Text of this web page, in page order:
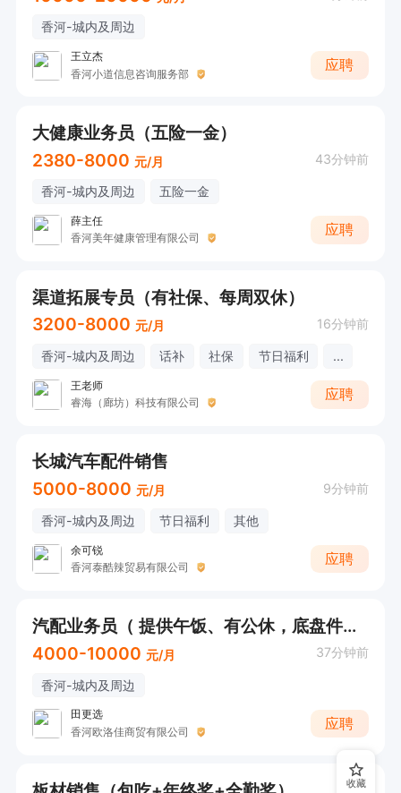
香河-城内及周边
王立杰
香河小道信息咨询服务部
应聘
大健康业务员（五险一金）
2380-8000 元/月 43分钟前
香河-城内及周边 五险一金
薛主任
香河美年健康管理有限公司
应聘
渠道拓展专员（有社保、每周双休）
3200-8000 元/月 16分钟前
香河-城内及周边 话补 社保 节日福利 ...
王老师
睿海（廊坊）科技有限公司
应聘
长城汽车配件销售
5000-8000 元/月 9分钟前
香河-城内及周边 节日福利 其他
余可锐
香河泰酷辣贸易有限公司
应聘
汽配业务员（ 提供午饭、有公休，底盘件业务）
4000-10000 元/月 37分钟前
香河-城内及周边
田更选
香河欧洛佳商贸有限公司
应聘
收藏